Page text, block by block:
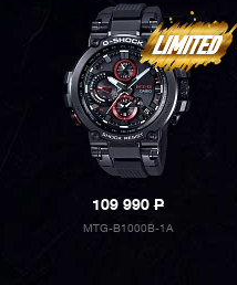
109 990P
MTG-B1000B-1A